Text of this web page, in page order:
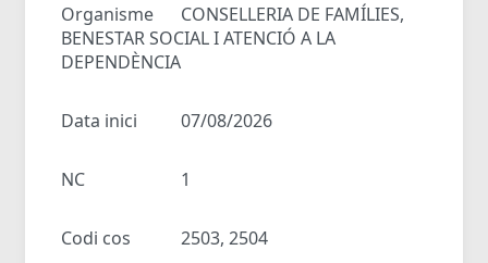
Organisme
CONSELLERIA DE FAMÍLIES,
BENESTAR SOCIAL I ATENCIÓ A LA
DEPENDÈNCIA
Data inici 07/08/2026
NC 1
Codi cos 2503, 2504